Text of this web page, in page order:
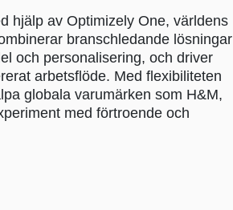
hjälp av Optimizely One, världens
branschledande lösningar
och personalisering, och driver
arbetsflöde. Med flexibiliteten
globala varumärken som H&M,
med förtroende och